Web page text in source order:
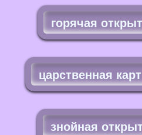
горячая
царственная
знойная